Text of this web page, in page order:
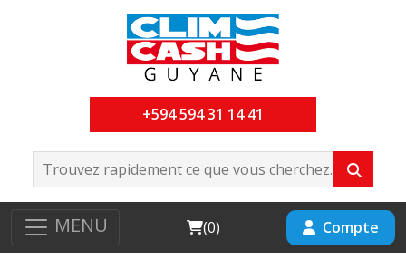
+594 594 31 14 41
MENU Cart
(0) Compte